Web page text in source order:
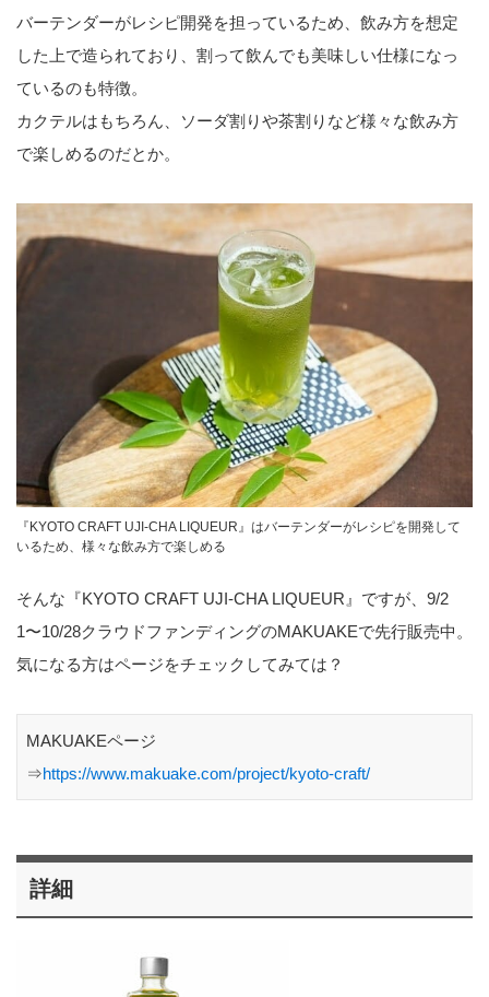
バーテンダーがレシピ開発を担っているため、飲み方を想定
した上で造られており、割って飲んでも美味しい仕様になっ
ているのも特徴。
カクテルはもちろん、ソーダ割りや茶割りなど様々な飲み方
で楽しめるのだとか。
『KYOTO CRAFT UJI-CHA LIQUEUR』はバーテンダーがレシピを開発して
いるため、様々な飲み方で楽しめる
そんな『KYOTO CRAFT UJI-CHA LIQUEUR』ですが、9/2
1〜10/28クラウドファンディングのMAKUAKEで先行販売中。
気になる方はページをチェックしてみては？
MAKUAKEページ
⇒https://www.makuake.com/project/kyoto-craft/
詳細